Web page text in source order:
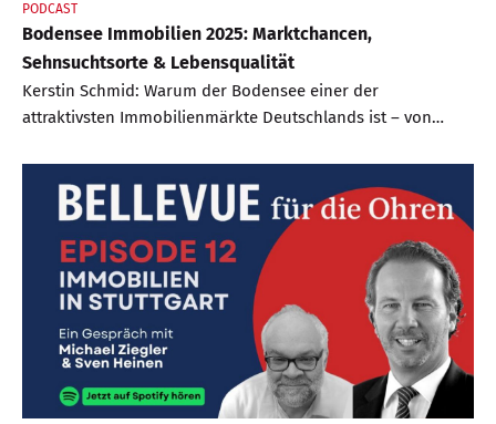
PODCAST
Bodensee Immobilien 2025: Marktchancen,
Sehnsuchtsorte & Lebensqualität
Kerstin Schmid: Warum der Bodensee einer der
attraktivsten Immobilienmärkte Deutschlands ist – von